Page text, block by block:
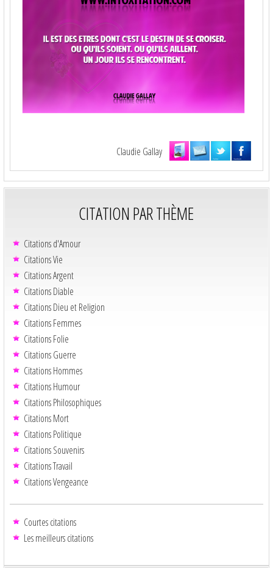
Claudie Gallay
CITATION PAR THÈME
Citations d'Amour
Citations Vie
Citations Argent
Citations Diable
Citations Dieu et Religion
Citations Femmes
Citations Folie
Citations Guerre
Citations Hommes
Citations Humour
Citations Philosophiques
Citations Mort
Citations Politique
Citations Souvenirs
Citations Travail
Citations Vengeance
Courtes citations
Les meilleurs citations